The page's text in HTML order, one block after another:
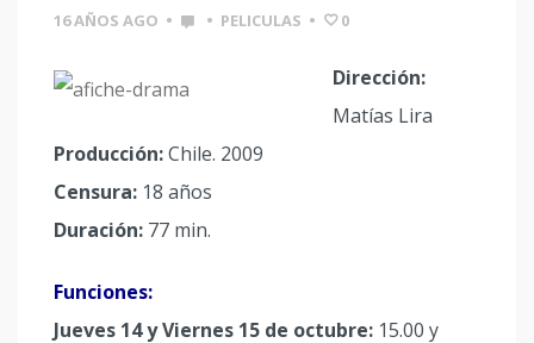
16 AÑOS AGO • • PELICULAS • 0
Dirección:
Matías Lira
Producción:Chile. 2009
Censura: 18 años
Duración: 77 min.
Funciones:
Jueves 14 y Viernes 15 de octubre: 15.00 y